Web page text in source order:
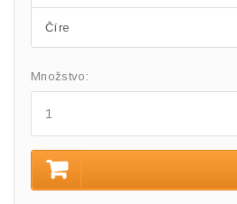
Číre
Množstvo: